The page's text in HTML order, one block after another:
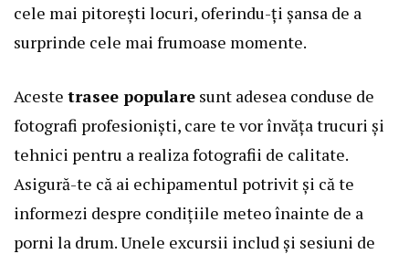
cele mai pitorești locuri, oferindu-ți șansa de a
surprinde cele mai frumoase momente.
Aceste trasee populare sunt adesea conduse de
fotografi profesioniști, care te vor învăța trucuri și
tehnici pentru a realiza fotografii de calitate.
Asigură-te că ai echipamentul potrivit și că te
informezi despre condițiile meteo înainte de a
porni la drum. Unele excursii includ și sesiuni de